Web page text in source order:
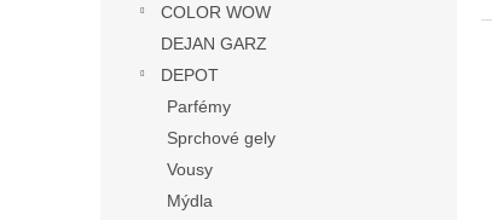
COLOR WOW
DEJAN GARZ
DEPOT
Parfémy
Sprchové gely
Vousy
Mýdla